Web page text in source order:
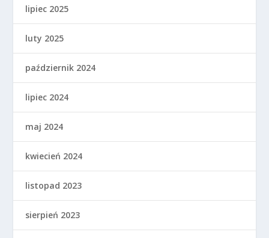
lipiec 2025
luty 2025
październik 2024
lipiec 2024
maj 2024
kwiecień 2024
listopad 2023
sierpień 2023